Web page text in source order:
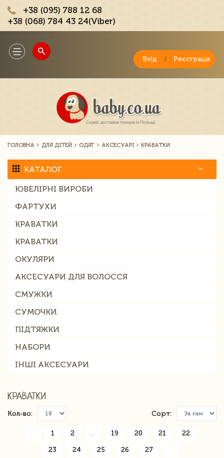
+38 (095) 788 12 68
+38 (068) 784 43 24(Viber)
Toggle
navigation
Вхід / Реєстрація
ГОЛОВНА ДЛЯ ДІТЕЙ ОДЯГ АКСЕСУАРІ КРАВАТКИ
КАТАЛОГ
ЮВЕЛІРНІ ВИРОБИ
ФАРТУХИ
КРАВАТКИ
КРАВАТКИ
ОКУЛЯРИ
АКСЕСУАРИ ДЛЯ ВОЛОССЯ
СМУЖКИ
СУМОЧКИ
ПІДТЯЖКИ
НАБОРИ
ІНШІ АКСЕСУАРИ
КРАВАТКИ
Кол-во: Сорт:
1 2 19 20 21 22
23 24 25 26 27